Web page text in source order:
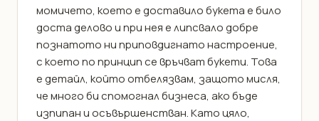
момичето, което е доставило букета е било
доста делово и при нея е липсвало добре
познатото ни приповдигнато настроение,
с което по принцип се връчват букети. Това
е детайл, който отбелязвам, защото мисля,
че много би спомогнал бизнеса, ако бъде
изпипан и осъвършенстван. Като цяло,